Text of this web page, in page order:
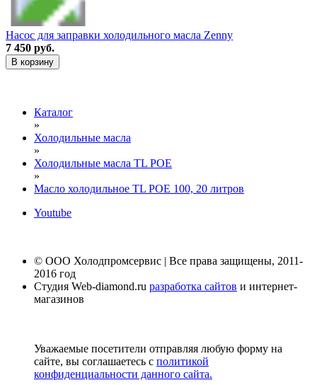
Насос для заправки холодильного масла Zenny
7 450 руб.
В корзину
Каталог
»
Холодильные масла
»
Холодильные масла TL POE
»
Масло холодильное TL POE 100, 20 литров
Youtube
© ООО Холодпромсервис | Все права защищены, 2011-
2016 год
Студия Web-diamond.ru разработка сайтов и интернет-
магазинов
Уважаемые посетители отправляя любую форму на
сайте, вы соглашаетесь с политикой
конфиденциальности данного сайта.